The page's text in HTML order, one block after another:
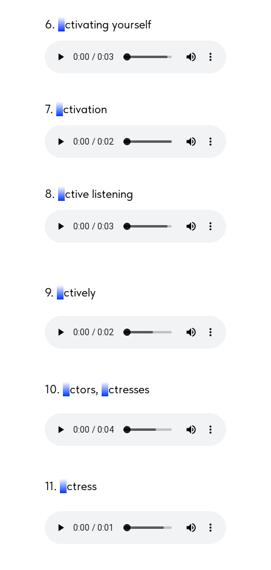
6. activating yourself
7. activation
8. active listening
9. actively
10. actors, actresses
11. actress